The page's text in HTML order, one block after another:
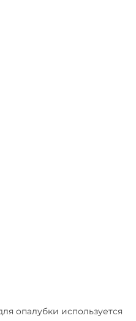
опалубки используется